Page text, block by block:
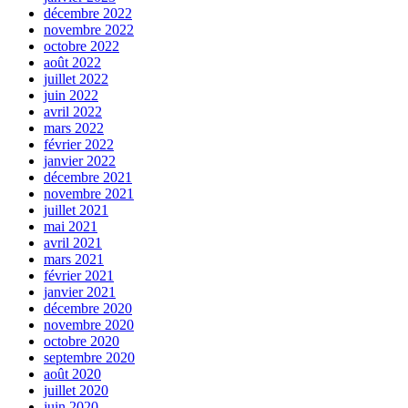
décembre 2022
novembre 2022
octobre 2022
août 2022
juillet 2022
juin 2022
avril 2022
mars 2022
février 2022
janvier 2022
décembre 2021
novembre 2021
juillet 2021
mai 2021
avril 2021
mars 2021
février 2021
janvier 2021
décembre 2020
novembre 2020
octobre 2020
septembre 2020
août 2020
juillet 2020